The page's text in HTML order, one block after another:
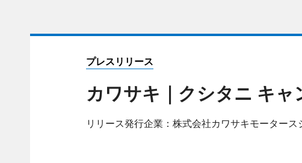
プレスリリース
カワサキ｜クシタニ キ
リリース発行企業：株式会社カワサキモータース